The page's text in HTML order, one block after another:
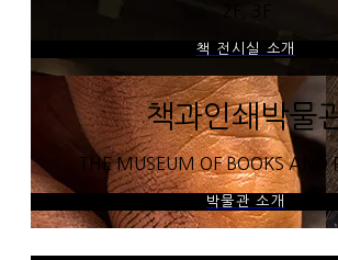
책 전시실 소개
책과인쇄박물
THE MUSEUM OF BOOKS AND
박물관 소개